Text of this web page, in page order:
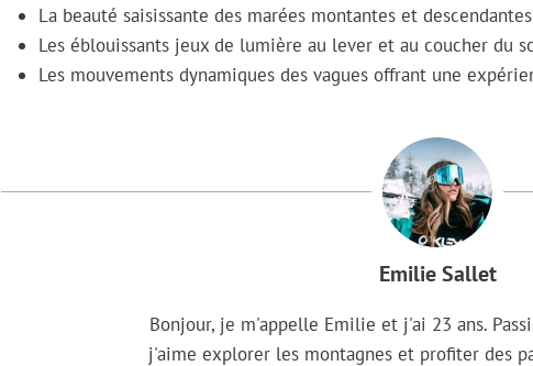
La beauté saisissante des marées montantes et descendantes
Les éblouissants jeux de lumière au lever et au coucher du
Les mouvements dynamiques des vagues offrant une
Emilie Sallet
Bonjour, je m'appelle Emilie et j'ai 23 ans.
j'aime explorer les montagnes et profiter des